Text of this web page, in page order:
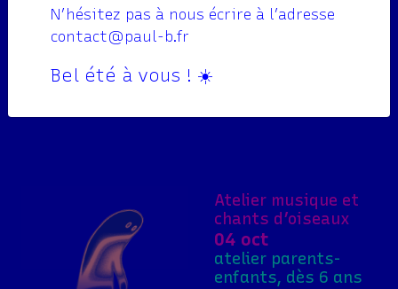
Raúl Monsalve y
Los Forajidos
Atelier musique et
chants d’oiseaux
04 oct
atelier parents-
enfants, dès 6 ans
N’hésitez pas à nous écrire à l’adresse
contact@paul-b.fr
Bel été à vous ! ☀️